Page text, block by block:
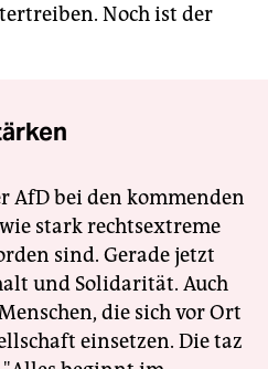
Noch ist der
AfD bei den kommenden
stark rechtsextreme
sind. Gerade jetzt
und Solidarität. Auch
die sich vor Ort
einsetzen. Die taz